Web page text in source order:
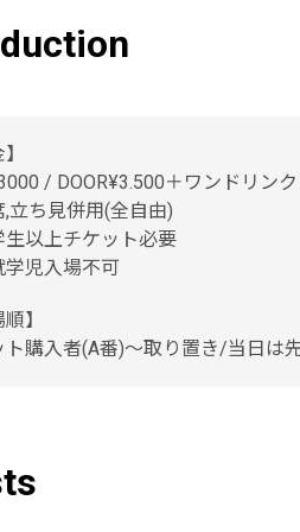
/ DOOR¥3.500＋ワンドリンク
,立ち見併用(全自由)
以上チケット必要
児入場不可
】
ト購入者(A番)〜取り置き/当日は